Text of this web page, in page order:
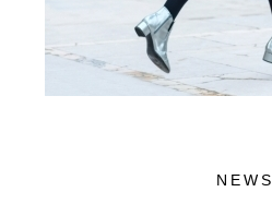
NEWS